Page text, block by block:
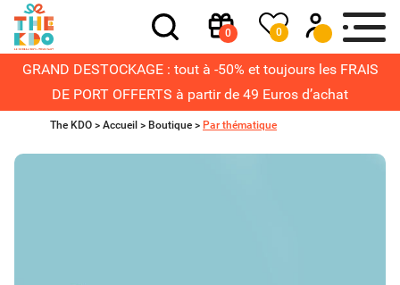
0 0
GRAND DESTOCKAGE : tout à -50% et toujours les FRAIS
DE PORT OFFERTS à partir de 49 Euros d’achat
The KDO > Accueil > Boutique > Par thématique